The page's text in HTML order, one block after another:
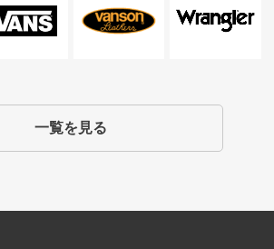
一覧を見る